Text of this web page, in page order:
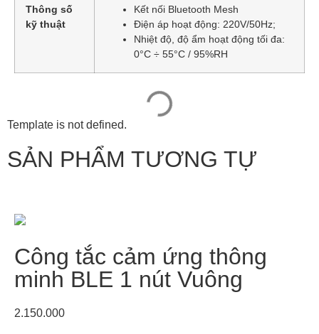
Thông số
kỹ thuật
Kết nối Bluetooth Mesh
Điện áp hoạt động: 220V/50Hz;
Nhiệt độ, độ ẩm hoạt động tối đa:
0°C ÷ 55°C / 95%RH
Template is not defined.
SẢN PHẨM TƯƠNG TỰ
Công tắc cảm ứng thông
minh BLE 1 nút Vuông
2.150.000